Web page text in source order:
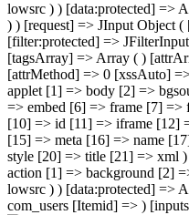
lowsrc ) ) [data:protected] =>
) ) [request] => JInput Object
[filter:protected] =>
[tagsArray] => Array ( )
[attrMethod] => 0 [xssAuto]
applet [1] => body [2] =>
=> embed [6] => frame [7] =>
[10] => id [11] => iframe [12]
[15] => meta [16] => name
style [20] => title [21] => xml
action [1] => background [2]
lowsrc ) ) [data:protected] =>
com_users [Itemid] => )